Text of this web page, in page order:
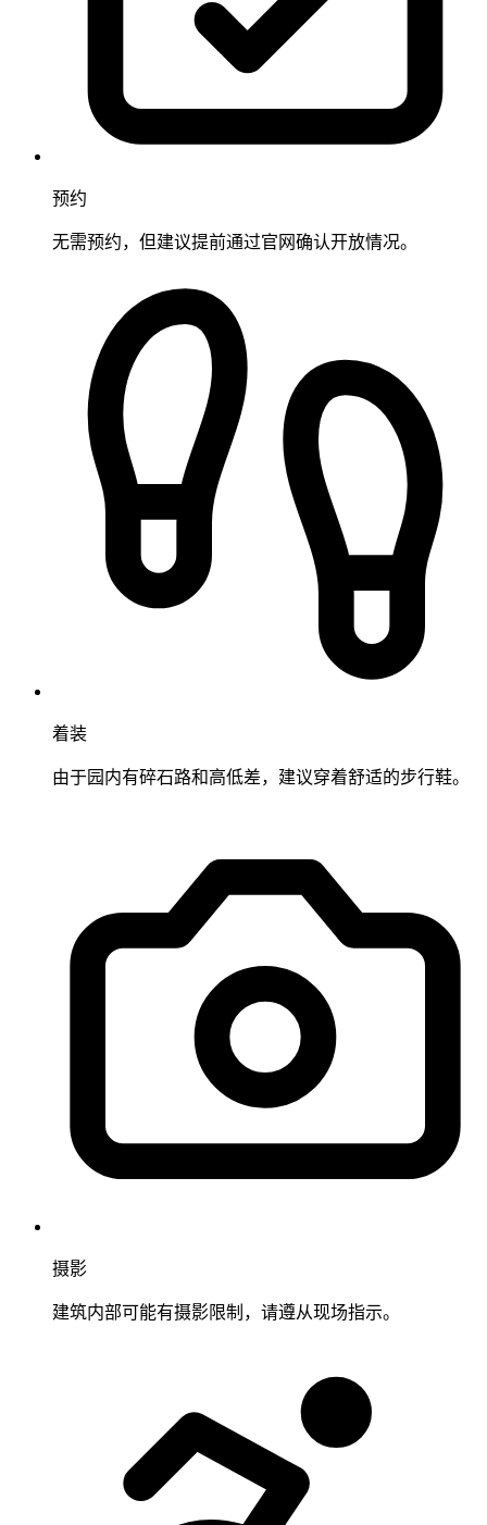
预约
无需预约，但建议提前通过官网确认开放情况。
着装
由于园内有碎石路和高低差，建议穿着舒适的步行鞋。
摄影
建筑内部可能有摄影限制，请遵从现场指示。